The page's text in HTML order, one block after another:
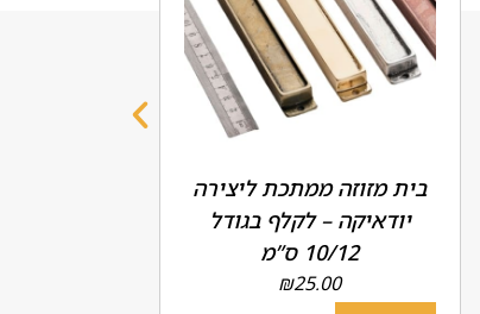
בית מזוזה ממתכת ליצירה
יודאיקה – לקלף בגודל
10/12 ס”מ
₪25.00